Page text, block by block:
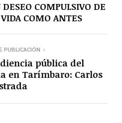
COMPULSIVO DE
COMO ANTES
PUBLICACIÓN
pública del
en Tarímbaro: Carlos